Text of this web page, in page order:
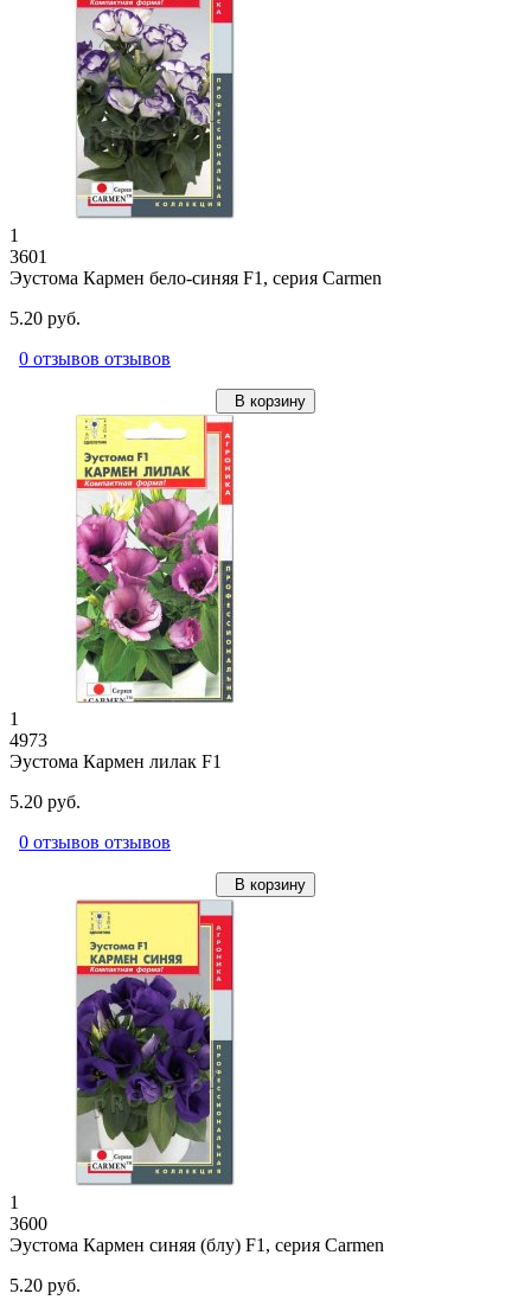
1
3601
Эустома Кармен бело-синяя F1, серия Carmen
5.20 руб.
0 отзывов отзывов
В корзину
1
4973
Эустома Кармен лилак F1
5.20 руб.
0 отзывов отзывов
В корзину
1
3600
Эустома Кармен синяя (блу) F1, серия Carmen
5.20 руб.